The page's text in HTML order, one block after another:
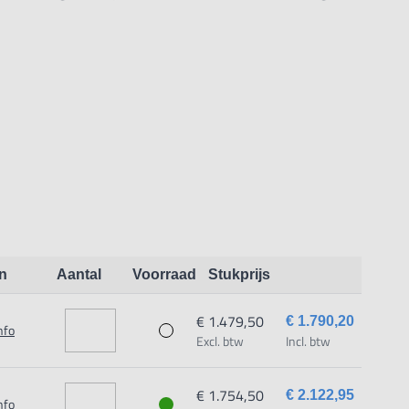
Het door coating meten (Echo-Echo
echo-echo (E-E) en transmit-echo (T-E)
Aantal Voorraad Stukprijs
€ 1.790,20
Incl. btw
€ 1.479,50
Excl. btw
€ 2.122,95
€ 1.754,50